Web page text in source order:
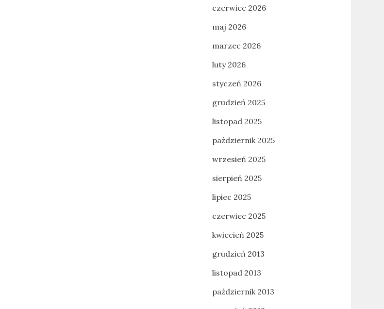
czerwiec 2026
maj 2026
marzec 2026
luty 2026
styczeń 2026
grudzień 2025
listopad 2025
październik 2025
wrzesień 2025
sierpień 2025
lipiec 2025
czerwiec 2025
kwiecień 2025
grudzień 2013
listopad 2013
październik 2013